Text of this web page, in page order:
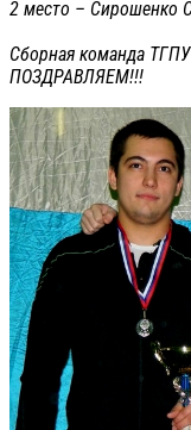
2 место – Сирошенко
Сборная команда
ПОЗДРАВЛЯЕМ!!!